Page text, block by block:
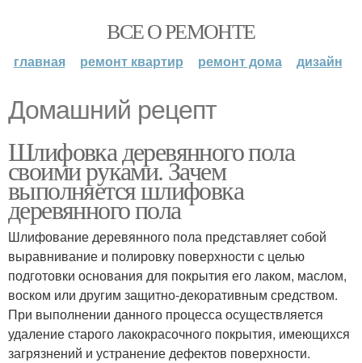
ВСЕ О РЕМОНТЕ
главная ремонт квартир ремонт дома дизайн
Домашний рецепт
Шлифовка деревянного пола
своими руками. Зачем
выполняется шлифовка
деревянного пола
Шлифование деревянного пола представляет собой
выравнивание и полировку поверхности с целью
подготовки основания для покрытия его лаком, маслом,
воском или другим защитно-декоративным средством.
При выполнении данного процесса осуществляется
удаление старого лакокрасочного покрытия, имеющихся
загрязнений и устранение дефектов поверхности.